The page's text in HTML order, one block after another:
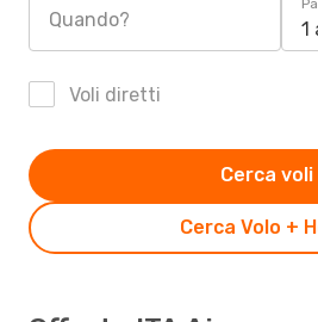
Quando? 1
Voli diretti
Cerca Volo +
Cerca voli